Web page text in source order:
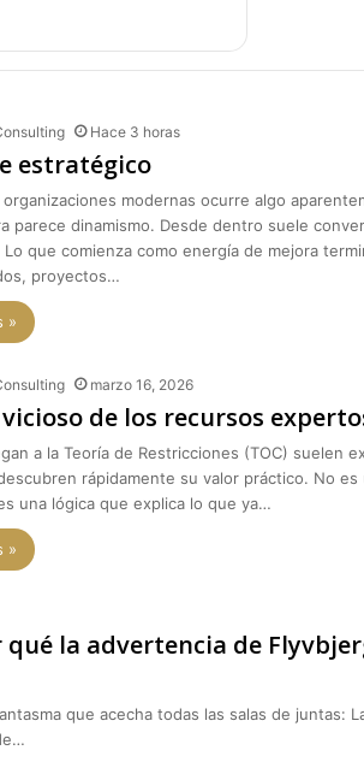
Hace 3 horas
estratégico
organizaciones modernas ocurre algo
parece dinamismo. Desde dentro suele
que comienza como energía de mejora
proyectos…
»
marzo 16, 2026
vicioso de los recursos
a la Teoría de Restricciones (TOC) suelen
rápidamente su valor práctico. No es
una lógica que explica lo que ya…
»
la advertencia de
que acecha todas las salas de juntas: